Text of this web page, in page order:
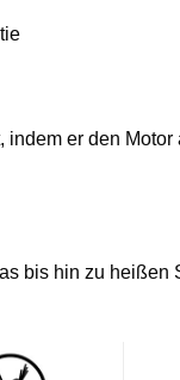
er den Motor
bis hin zu heißen